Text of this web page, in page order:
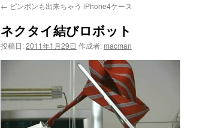
← ピンポンも出来ちゃう iPhone4ケース
ネクタイ結びロボット
投稿日:2011年1月29日 作成者: macman